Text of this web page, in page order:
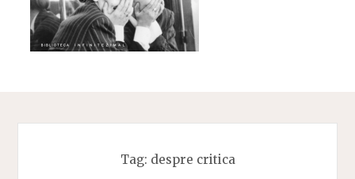
Tag: despre critica